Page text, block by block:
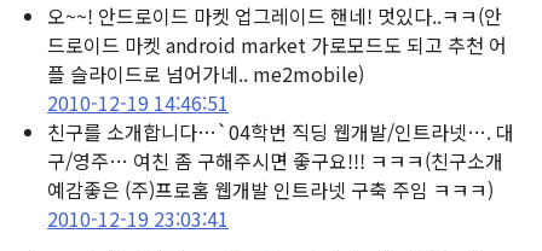
오~~! 안드로이드 마켓 업그레이드 핸네! 멋있다..ㅋㅋ(안
드로이드 마켓 android market 가로모드도 되고 추천 어
플 슬라이드로 넘어가네.. me2mobile)
2010-12-19 14:46:51
친구를 소개합니다…`04학번 직딩 웹개발/인트라넷…. 대
구/영주… 여친 좀 구해주시면 좋구요!!! ㅋㅋㅋ(친구소개
예감좋은 (주)프로홈 웹개발 인트라넷 구축 주임 ㅋㅋㅋ)
2010-12-19 23:03:41